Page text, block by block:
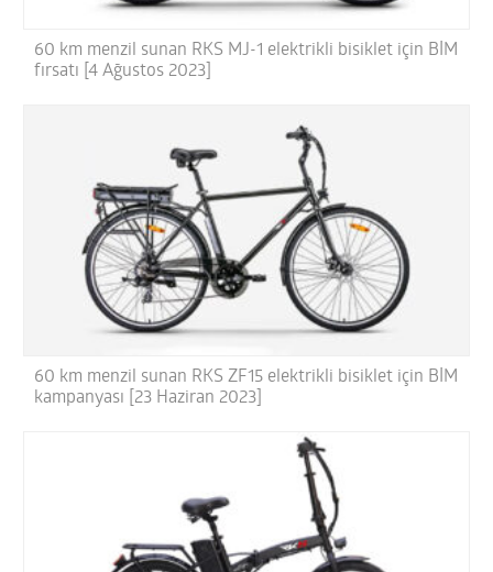
60 km menzil sunan RKS MJ-1 elektrikli bisiklet için BİM
fırsatı [4 Ağustos 2023]
60 km menzil sunan RKS ZF15 elektrikli bisiklet için BİM
kampanyası [23 Haziran 2023]